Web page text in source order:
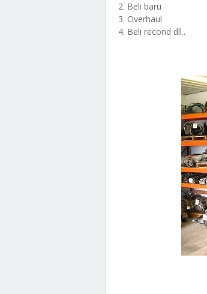
2. Beli baru
3. Overhaul
4. Beli recond dll..